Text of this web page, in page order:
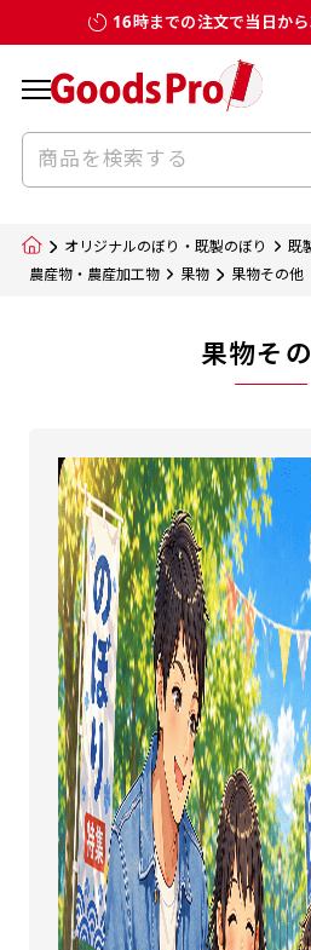
16時までの注文で当日か
オリジナルのぼり・既製のぼり 既
農産物・農産加工物
果物 果物その他
果物そ